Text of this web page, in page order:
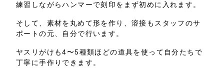
練習しながらハンマーで刻印をまず初めに入れます。
そして、素材を丸めて形を作り、溶接もスタッフのサ
ポートの元、自分で行います。
ヤスリがけも4〜5種類ほどの道具を使って自分たちで
丁寧に手作りできます。